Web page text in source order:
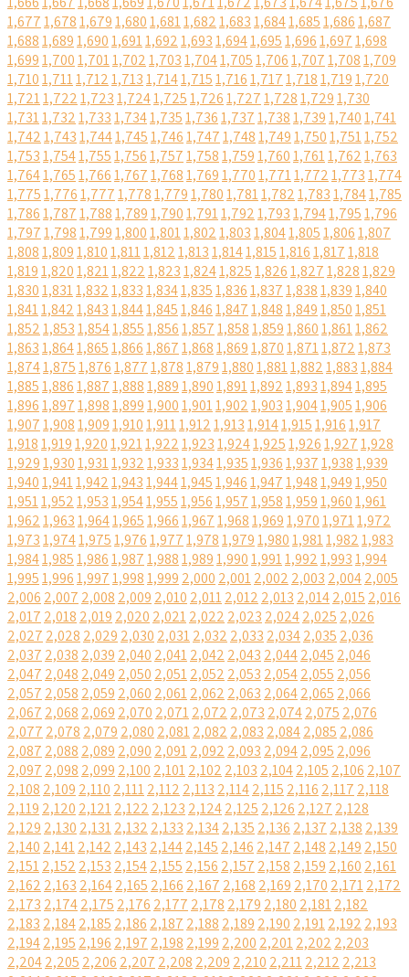
1,6771,6781,6791,6801,6811,6821,6831,6841,6851,6861,687
1,6881,6891,6901,6911,6921,6931,6941,6951,6961,6971,698
1,6991,7001,7011,7021,7031,7041,7051,7061,7071,7081,709
1,7101,7111,7121,7131,7141,7151,7161,7171,7181,7191,720
1,7211,7221,7231,7241,7251,7261,7271,7281,7291,730
1,7311,7321,7331,7341,7351,7361,7371,7381,7391,7401,741
1,7421,7431,7441,7451,7461,7471,7481,7491,7501,7511,752
1,7531,7541,7551,7561,7571,7581,7591,7601,7611,7621,763
1,7641,7651,7661,7671,7681,7691,7701,7711,7721,7731,774
1,7751,7761,7771,7781,7791,7801,7811,7821,7831,7841,785
1,7861,7871,7881,7891,7901,7911,7921,7931,7941,7951,796
1,7971,7981,7991,8001,8011,8021,8031,8041,8051,8061,807
1,8081,8091,8101,8111,8121,8131,8141,8151,8161,8171,818
1,8191,8201,8211,8221,8231,8241,8251,8261,8271,8281,829
1,8301,8311,8321,8331,8341,8351,8361,8371,8381,8391,840
1,8411,8421,8431,8441,8451,8461,8471,8481,8491,8501,851
1,8521,8531,8541,8551,8561,8571,8581,8591,8601,8611,862
1,8631,8641,8651,8661,8671,8681,8691,8701,8711,8721,873
1,8741,8751,8761,8771,8781,8791,8801,8811,8821,8831,884
1,8851,8861,8871,8881,8891,8901,8911,8921,8931,8941,895
1,8961,8971,8981,8991,9001,9011,9021,9031,9041,9051,906
1,9071,9081,9091,9101,9111,9121,9131,9141,9151,9161,917
1,9181,9191,9201,9211,9221,9231,9241,9251,9261,9271,928
1,9291,9301,9311,9321,9331,9341,9351,9361,9371,9381,939
1,9401,9411,9421,9431,9441,9451,9461,9471,9481,9491,950
1,9511,9521,9531,9541,9551,9561,9571,9581,9591,9601,961
1,9621,9631,9641,9651,9661,9671,9681,9691,9701,9711,972
1,9731,9741,9751,9761,9771,9781,9791,9801,9811,9821,983
1,9841,9851,9861,9871,9881,9891,9901,9911,9921,9931,994
1,9951,9961,9971,9981,999 2,000 2,0012,002 2,003 2,0042,005
2,006 2,007 2,008 2,009 2,010 2,0112,012 2,013 2,0142,015 2,016
2,017 2,018 2,019 2,020 2,0212,022 2,023 2,0242,025 2,026
2,027 2,028 2,029 2,030 2,0312,032 2,033 2,0342,035 2,036
2,037 2,038 2,039 2,040 2,0412,042 2,043 2,0442,045 2,046
2,047 2,048 2,049 2,050 2,0512,052 2,053 2,0542,055 2,056
2,057 2,058 2,059 2,060 2,0612,062 2,063 2,0642,065 2,066
2,067 2,068 2,069 2,070 2,0712,072 2,073 2,0742,075 2,076
2,077 2,078 2,079 2,080 2,0812,082 2,083 2,0842,085 2,086
2,087 2,088 2,089 2,090 2,0912,092 2,093 2,0942,095 2,096
2,097 2,098 2,099 2,100 2,1012,102 2,103 2,1042,105 2,106 2,107
2,108 2,109 2,110 2,1112,112 2,113 2,1142,115 2,116 2,117 2,118
2,119 2,120 2,1212,122 2,123 2,1242,125 2,126 2,127 2,128
2,129 2,130 2,1312,132 2,133 2,1342,135 2,136 2,137 2,138 2,139
2,140 2,1412,142 2,143 2,1442,145 2,146 2,147 2,148 2,149 2,150
2,1512,152 2,153 2,1542,155 2,156 2,157 2,158 2,159 2,160 2,161
2,162 2,163 2,1642,165 2,166 2,167 2,168 2,169 2,170 2,1712,172
2,173 2,1742,175 2,176 2,177 2,178 2,179 2,180 2,1812,182
2,183 2,1842,185 2,186 2,187 2,188 2,189 2,190 2,1912,192 2,193
2,1942,195 2,196 2,197 2,198 2,199 2,200 2,2012,202 2,203
2,2042,205 2,206 2,207 2,208 2,209 2,210 2,2112,212 2,213